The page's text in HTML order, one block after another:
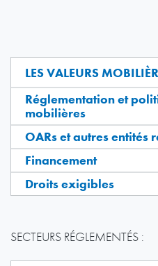
LES VALEURS
Réglementation et
mobilières
OARs et autres entités
Financement
Droits exigibles
SECTEURS RÉGLEMENTÉS :